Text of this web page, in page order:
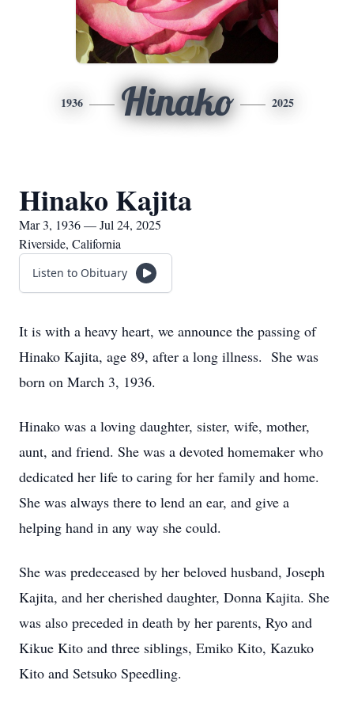
1936 Hinako 2025
Hinako Kajita
Mar 3, 1936 — Jul 24, 2025
Riverside, California
Listen to Obituary
It is with a heavy heart, we announce the passing of
Hinako Kajita, age 89, after a long illness. She was
born on March 3, 1936.
Hinako was a loving daughter, sister, wife, mother,
aunt, and friend. She was a devoted homemaker who
dedicated her life to caring for her family and home.
She was always there to lend an ear, and give a
helping hand in any way she could.
She was predeceased by her beloved husband, Joseph
Kajita, and her cherished daughter, Donna Kajita. She
was also preceded in death by her parents, Ryo and
Kikue Kito and three siblings, Emiko Kito, Kazuko
Kito and Setsuko Speedling.